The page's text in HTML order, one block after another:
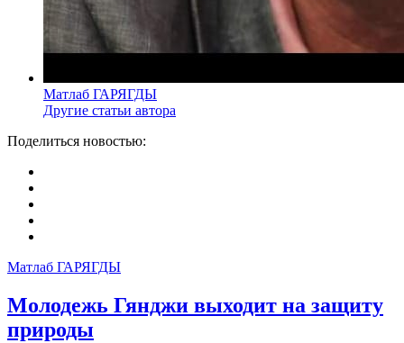
Матлаб ГАРЯГДЫ
Другие статьи автора
Поделиться новостью:
Матлаб ГАРЯГДЫ
Молодежь Гянджи выходит на защиту
природы